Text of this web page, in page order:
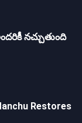
నచ్చుతుంది
Restores